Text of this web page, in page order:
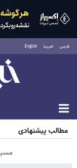
فارسی العربية English
مطالب پیشنهادی